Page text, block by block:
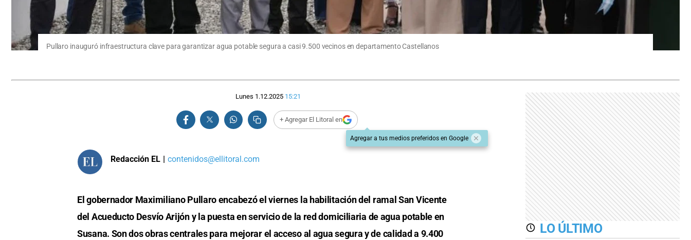
Pullaro inauguró infraestructura clave para garantizar agua potable segura a casi 9.500 vecinos en departamento Castellanos
Lunes 1.12.2025 15:21
+ Agregar El Litoral en
Agregar a tus medios preferidos en Google
Redacción EL | contenidos@ellitoral.com
El gobernador Maximiliano Pullaro encabezó el viernes la habilitación del ramal San Vicente
del Acueducto Desvío Arijón y la puesta en servicio de la red domiciliaria de agua potable en
Susana. Son dos obras centrales para mejorar el acceso al agua segura y de calidad a 9.400
LO ÚLTIMO